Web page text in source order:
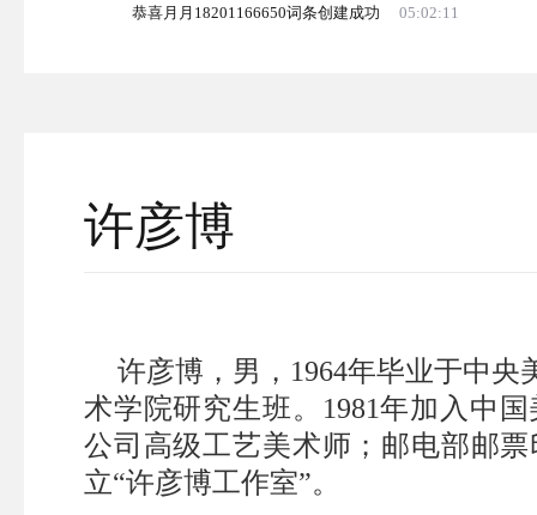
恭喜月月18201166650词条创建成功 05:02:11
许彦博
许彦博，男，1964年毕业于中央
术学院研究生班。1981年加入中
公司高级工艺美术师；邮电部邮
立“许彦博工作室”。